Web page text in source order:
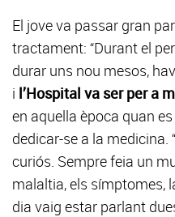
El jove va passar gran
tractament: “Durant el
durar uns nou mesos,
i l’Hospital va ser per a
en aquella època quan
dedicar-se a la
curiós. Sempre feia un
malaltia, els símptomes,
dia vaig estar parlant